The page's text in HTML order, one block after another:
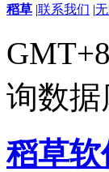
稻草 |联系我们 |
询数据
稻草